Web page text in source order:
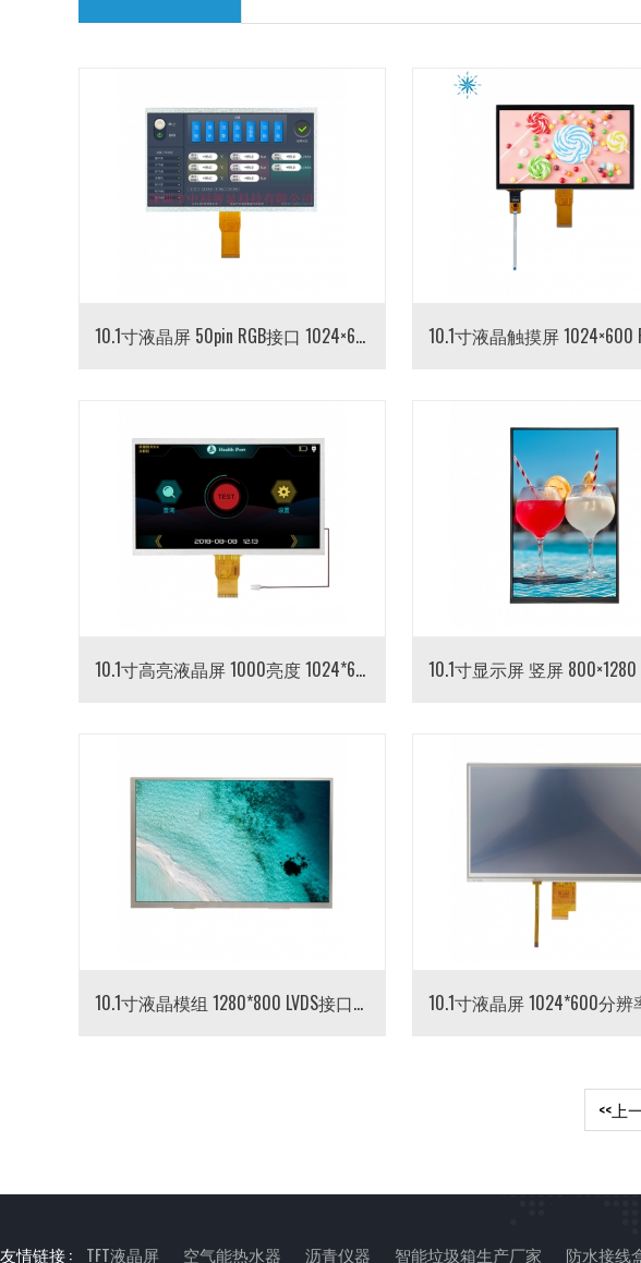
10.1寸液晶屏 50pin RGB接口 1024×600分辨率
10.1寸高亮液晶屏 1000亮度 1024*600 RGB接口50pin 高亮液晶模组
10.1寸液晶模组 1280*800 LVDS接口40pin IPS屏 TFT LCD液晶屏模块
<<上
友情链接 : TFT液晶屏 空气能热水器 沥青仪器 智能垃圾箱生产厂家 防水接线